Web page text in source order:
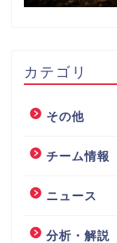
カテゴリ
その他
チーム情報
ニュース
分析・解説